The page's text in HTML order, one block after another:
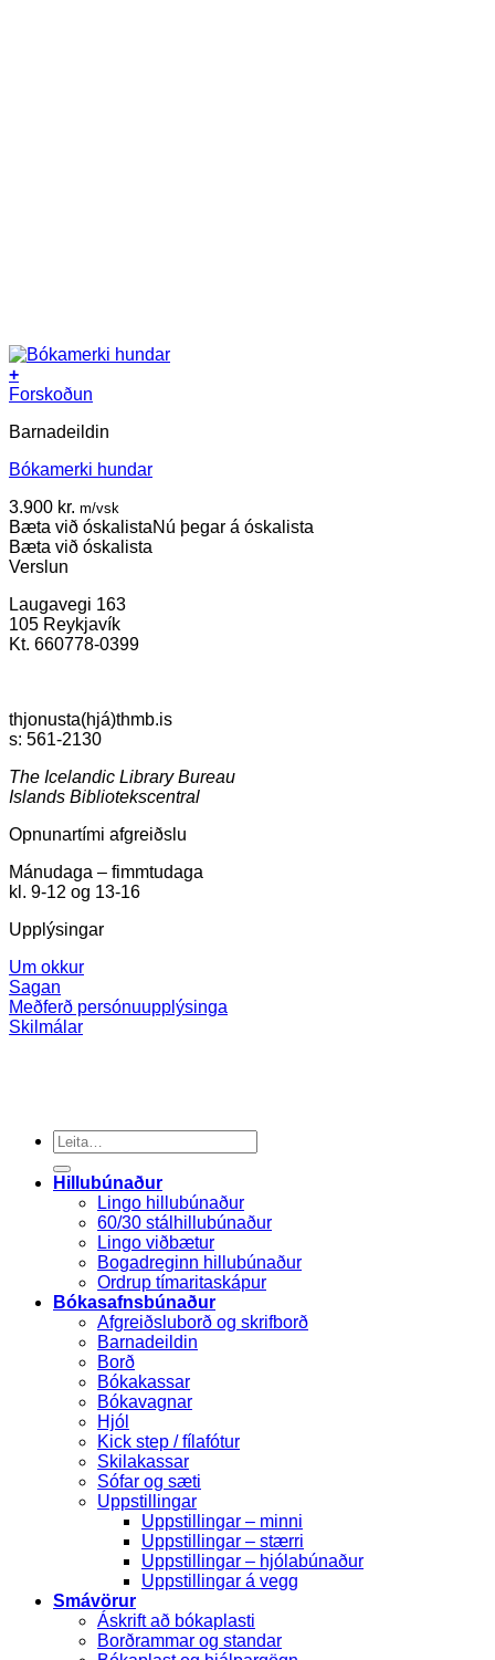
+
Forskoðun
Barnadeildin
Bókamerki hundar
3.900 kr. m/vsk
Bæta við óskalistaNú þegar á óskalista
Bæta við óskalista
Verslun
Laugavegi 163
105 Reykjavík
Kt. 660778-0399
thjonusta(hjá)thmb.is
s: 561-2130
The Icelandic Library Bureau
Islands Bibliotekscentral
Opnunartími afgreiðslu
Mánudaga – fimmtudaga
kl. 9-12 og 13-16
Upplýsingar
Um okkur
Sagan
Meðferð persónuupplýsinga
Skilmálar
Search
for:
Hillubúnaður
Lingo hillubúnaður
60/30 stálhillubúnaður
Lingo viðbætur
Bogadreginn hillubúnaður
Ordrup tímaritaskápur
Bókasafnsbúnaður
Afgreiðsluborð og skrifborð
Barnadeildin
Borð
Bókakassar
Bókavagnar
Hjól
Kick step / fílafótur
Skilakassar
Sófar og sæti
Uppstillingar
Uppstillingar – minni
Uppstillingar – stærri
Uppstillingar – hjólabúnaður
Uppstillingar á vegg
Smávörur
Áskrift að bókaplasti
Borðrammar og standar